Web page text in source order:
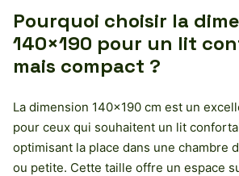
Pourquoi choisir la
140×190 pour un lit
mais compact ?
La dimension 140×190 cm est un
pour ceux qui souhaitent un lit
optimisant la place dans une chambre
ou petite. Cette taille offre un espace